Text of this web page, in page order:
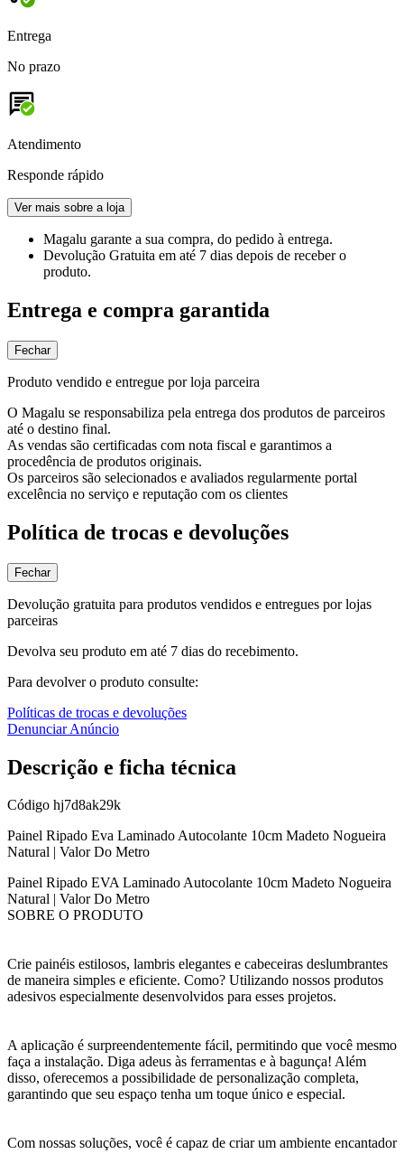
Entrega
No prazo
Atendimento
Responde rápido
Ver mais sobre a loja
Magalu garante a sua compra, do pedido à entrega.
Devolução Gratuita em até 7 dias depois de receber o
produto.
Entrega e compra garantida
Fechar
Produto vendido e entregue por loja parceira
O Magalu se responsabiliza pela entrega dos produtos de parceiros
até o destino final.
As vendas são certificadas com nota fiscal e garantimos a
procedência de produtos originais.
Os parceiros são selecionados e avaliados regularmente portal
excelência no serviço e reputação com os clientes
Política de trocas e devoluções
Fechar
Devolução gratuita para produtos vendidos e entregues por lojas
parceiras
Devolva seu produto em até 7 dias do recebimento.
Para devolver o produto consulte:
Políticas de trocas e devoluções
Denunciar Anúncio
Descrição e ficha técnica
Código hj7d8ak29k
Painel Ripado Eva Laminado Autocolante 10cm Madeto Nogueira
Natural | Valor Do Metro
Painel Ripado EVA Laminado Autocolante 10cm Madeto Nogueira
Natural | Valor Do Metro
SOBRE O PRODUTO
Crie painéis estilosos, lambris elegantes e cabeceiras deslumbrantes
de maneira simples e eficiente. Como? Utilizando nossos produtos
adesivos especialmente desenvolvidos para esses projetos.
A aplicação é surpreendentemente fácil, permitindo que você mesmo
faça a instalação. Diga adeus às ferramentas e à bagunça! Além
disso, oferecemos a possibilidade de personalização completa,
garantindo que seu espaço tenha um toque único e especial.
Com nossas soluções, você é capaz de criar um ambiente encantador